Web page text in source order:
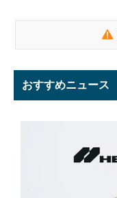
おすすめニュース